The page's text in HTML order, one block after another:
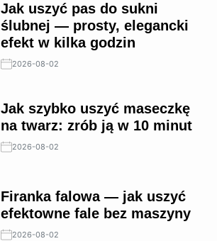
Jak uszyć pas do sukni
ślubnej — prosty, elegancki
efekt w kilka godzin
2026-08-02
Jak szybko uszyć maseczkę
na twarz: zrób ją w 10 minut
2026-08-02
Firanka falowa — jak uszyć
efektowne fale bez maszyny
2026-08-02